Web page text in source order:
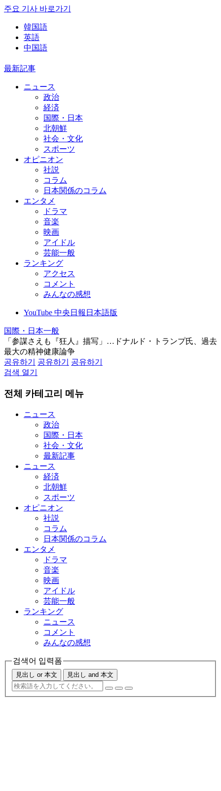
주요 기사 바로가기
韓国語
英語
中国語
最新記事
ニュース
政治
経済
国際・日本
北朝鮮
社会・文化
スポーツ
オピニオン
社説
コラム
日本関係のコラム
エンタメ
ドラマ
音楽
映画
アイドル
芸能一般
ランキング
アクセス
コメント
みんなの感想
YouTube 中央日報日本語版
国際・日本一般
「参謀さえも『狂人』描写」…ドナルド・トランプ氏、過去
最大の精神健康論争
공유하기
공유하기
공유하기
검색 열기
전체 카테고리 메뉴
ニュース
政治
国際・日本
社会・文化
最新記事
ニュース
経済
北朝鮮
スポーツ
オピニオン
社説
コラム
日本関係のコラム
エンタメ
ドラマ
音楽
映画
アイドル
芸能一般
ランキング
ニュース
コメント
みんなの感想
검색어 입력폼
見出し or 本文 見出し and 本文